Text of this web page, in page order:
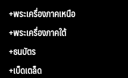
+พระเครื่องภาคเหนือ
+พระเครื่องภาคใต้
+ธนบัตร
+เบ็ดเตล็ด